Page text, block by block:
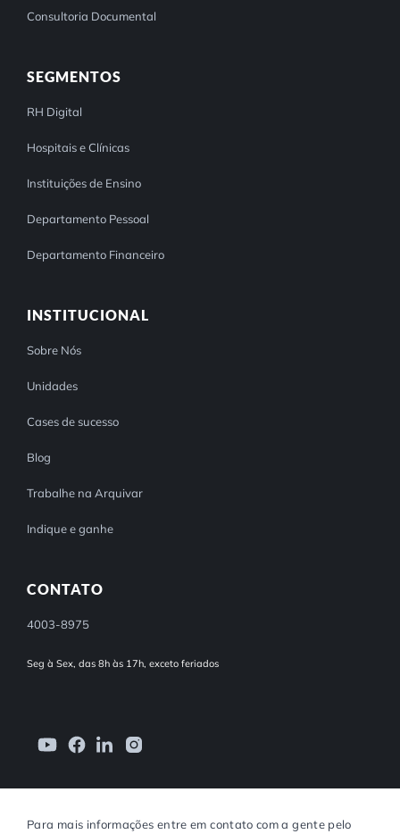
Consultoria Documental
SEGMENTOS
RH Digital
Hospitais e Clínicas
Instituições de Ensino
Departamento Pessoal
Departamento Financeiro
INSTITUCIONAL
Sobre Nós
Unidades
Cases de sucesso
Blog
Trabalhe na Arquivar
Indique e ganhe
CONTATO
4003-8975
Seg à Sex, das 8h às 17h, exceto feriados
Para mais informações entre em contato com a gente pelo